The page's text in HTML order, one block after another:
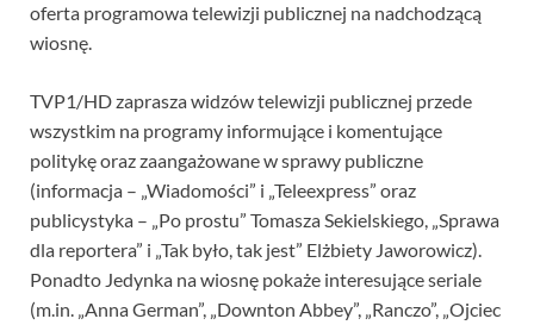
oferta programowa telewizji publicznej na nadchodzącą
wiosnę.
TVP1/HD zaprasza widzów telewizji publicznej przede
wszystkim na programy informujące i komentujące
politykę oraz zaangażowane w sprawy publiczne
(informacja – „Wiadomości” i „Teleexpress” oraz
publicystyka – „Po prostu” Tomasza Sekielskiego, „Sprawa
dla reportera” i „Tak było, tak jest” Elżbiety Jaworowicz).
Ponadto Jedynka na wiosnę pokaże interesujące seriale
(m.in. „Anna German”, „Downton Abbey”, „Ranczo”, „Ojciec